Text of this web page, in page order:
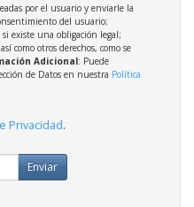
por el usuario y enviarle la
del usuario;
si existe una obligación legal;
como otros derechos, como se
Adicional: Puede
de Datos en nuestra Política
Privacidad.
Enviar